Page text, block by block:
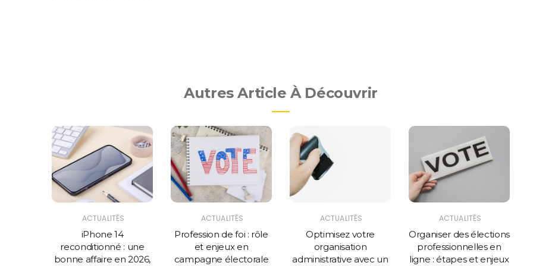
Autres Article À Découvrir
ACTUALITÉS
iPhone 14
reconditionné : une
bonne affaire en 2026,
ACTUALITÉS
Profession de foi : rôle
et enjeux en
campagne électorale
ACTUALITÉS
Optimisez votre
organisation
administrative avec un
ACTUALITÉS
Organiser des élections
professionnelles en
ligne : étapes et enjeux